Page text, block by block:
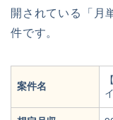
開されている「月
件です。
案件名